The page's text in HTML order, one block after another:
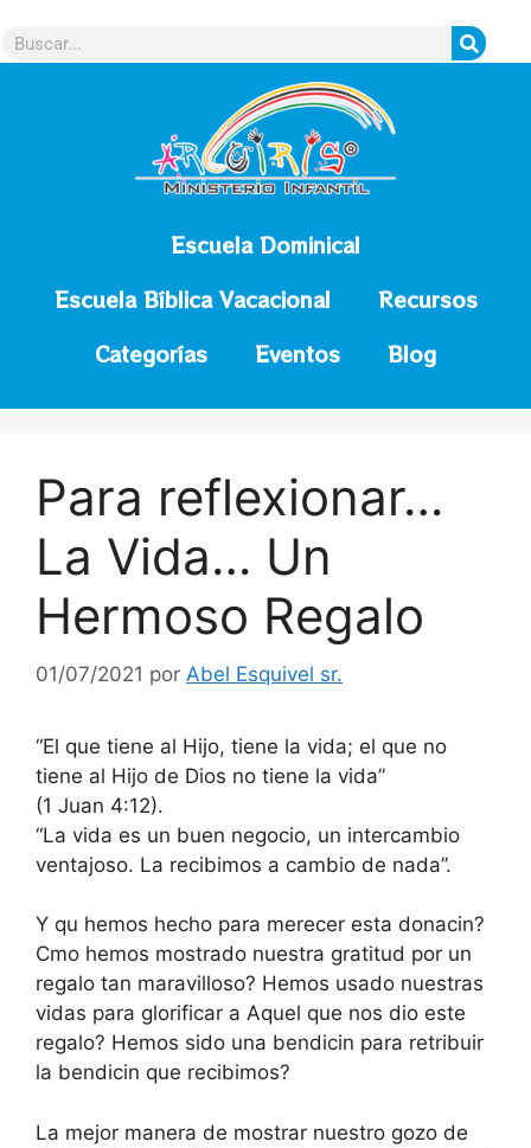
Escuela Dominical
Escuela Bíblica Vacacional
Recursos
Categorías
Eventos Blog
Para reflexionar…
La Vida… Un
Hermoso Regalo
01/07/2021 por Abel Esquivel sr.
“El que tiene al Hijo, tiene la vida; el que no
tiene al Hijo de Dios no tiene la vida”
(1 Juan 4:12).
“La vida es un buen negocio, un intercambio
ventajoso. La recibimos a cambio de nada”.
Y qu hemos hecho para merecer esta donacin?
Cmo hemos mostrado nuestra gratitud por un
regalo tan maravilloso? Hemos usado nuestras
vidas para glorificar a Aquel que nos dio este
regalo? Hemos sido una bendicin para retribuir
la bendicin que recibimos?
La mejor manera de mostrar nuestro gozo de